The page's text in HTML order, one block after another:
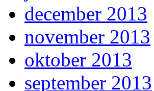
december 2013
november 2013
oktober 2013
september 2013